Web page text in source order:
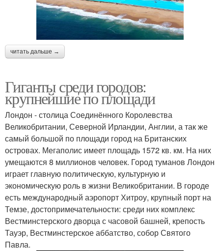
читать дальше →
Гиганты среди городов:
крупнейшие по площади
Лондон - столица Соединённого Королевства
Великобритании, Северной Ирландии, Англии, а так же
самый большой по площади город на Британских
островах. Мегаполис имеет площадь 1572 кв. км. На них
умещаются 8 миллионов человек. Город туманов Лондон
играет главную политическую, культурную и
экономическую роль в жизни Великобритании. В городе
есть международный аэропорт Хитроу, крупный порт на
Темзе, достопримечательности: среди них комплекс
Вестминстерского дворца с часовой башней, крепость
Тауэр, Вестминстерское аббатство, собор Святого
Павла.